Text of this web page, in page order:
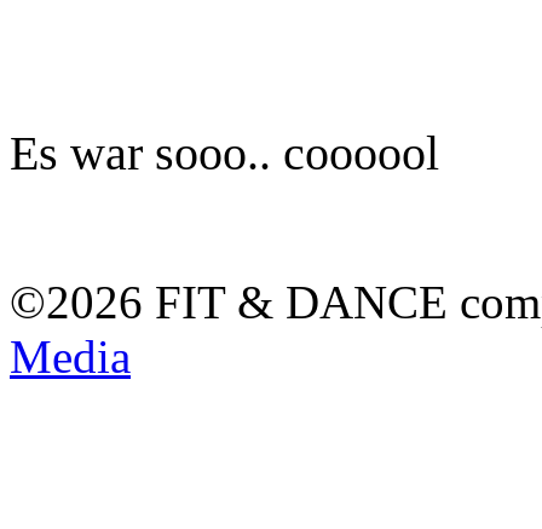
Es war sooo.. coooool
©2026 FIT & DANCE
Media